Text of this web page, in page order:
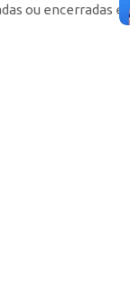
ou encerradas